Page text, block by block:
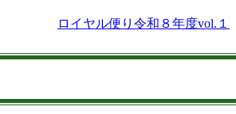
ロイヤル便り令和８年度vol.１